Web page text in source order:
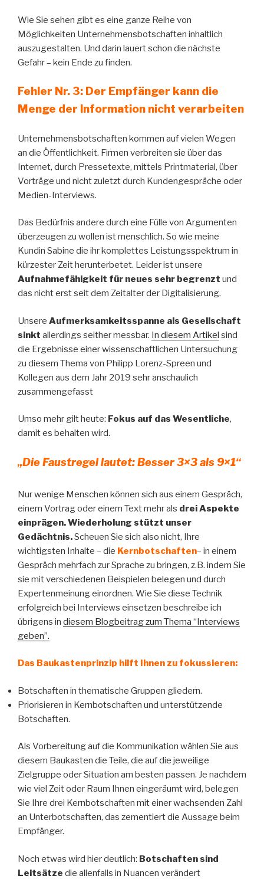
Wie Sie sehen gibt es eine ganze Reihe von
Möglichkeiten Unternehmensbotschaften inhaltlich
auszugestalten. Und darin lauert schon die nächste
Gefahr – kein Ende zu finden.
Fehler Nr. 3: Der Empfänger kann die
Menge der Information nicht verarbeiten
Unternehmensbotschaften kommen auf vielen Wegen
an die Öffentlichkeit. Firmen verbreiten sie über das
Internet, durch Pressetexte, mittels Printmaterial, über
Vorträge und nicht zuletzt durch Kundengespräche oder
Medien-Interviews.
Das Bedürfnis andere durch eine Fülle von Argumenten
überzeugen zu wollen ist menschlich. So wie meine
Kundin Sabine die ihr komplettes Leistungsspektrum in
kürzester Zeit herunterbetet. Leider ist unsere
Aufnahmefähigkeit für neues sehr begrenzt und
das nicht erst seit dem Zeitalter der Digitalisierung.
Unsere Aufmerksamkeitsspanne als Gesellschaft
sinkt allerdings seither messbar. In diesem Artikel sind
die Ergebnisse einer wissenschaftlichen Untersuchung
zu diesem Thema von Philipp Lorenz-Spreen und
Kollegen aus dem Jahr 2019 sehr anschaulich
zusammengefasst
Umso mehr gilt heute: Fokus auf das Wesentliche,
damit es behalten wird.
„Die Faustregel lautet: Besser 3×3 als 9×1“
Nur wenige Menschen können sich aus einem Gespräch,
einem Vortrag oder einem Text mehr als drei Aspekte
einprägen. Wiederholung stützt unser
Gedächtnis.Scheuen Sie sich also nicht, Ihre
wichtigsten Inhalte – die Kernbotschaften– in einem
Gespräch mehrfach zur Sprache zu bringen, z.B. indem Sie
sie mit verschiedenen Beispielen belegen und durch
Expertenmeinung einordnen. Wie Sie diese Technik
erfolgreich bei Interviews einsetzen beschreibe ich
übrigens in diesem Blogbeitrag zum Thema “Interviews
geben”.
Das Baukastenprinzip hilft Ihnen zu fokussieren:
Botschaften in thematische Gruppen gliedern.
Priorisieren in Kernbotschaften und unterstützende
Botschaften.
Als Vorbereitung auf die Kommunikation wählen Sie aus
diesem Baukasten die Teile, die auf die jeweilige
Zielgruppe oder Situation am besten passen. Je nachdem
wie viel Zeit oder Raum Ihnen eingeräumt wird, belegen
Sie Ihre drei Kernbotschaften mit einer wachsenden Zahl
an Unterbotschaften, das zementiert die Aussage beim
Empfänger.
Noch etwas wird hier deutlich: Botschaften sind
Leitsätze die allenfalls in Nuancen verändert